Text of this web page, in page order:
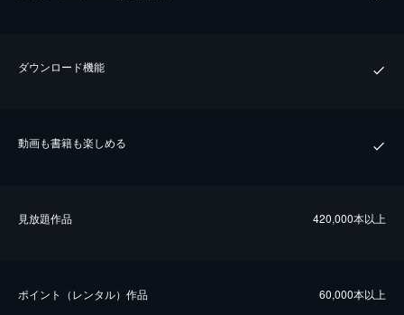
ダウンロード機能
動画も書籍も楽しめる
⾒放題作品 420,000本以上
ポイント（レンタル）作品 60,000本以上